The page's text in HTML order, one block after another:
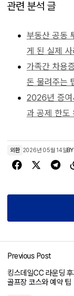
관련 분석 글
부동산 공동
게 된 실제
가족간 차용
돈 물려주는
2026년 증여
과 공제 한도
외환 2026년 05월 14일BY
Previous Post
킹스데일CC 라운딩
골프장 코스와 예약 팁